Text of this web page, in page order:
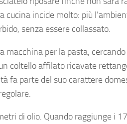
cucina incide molto: più
senza essere collassato.
per la pasta,
coltello affilato ricavate
fa parte del suo carattere
di olio. Quando raggiunge i